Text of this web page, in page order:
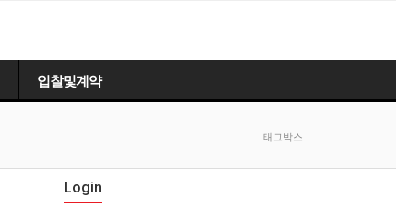
입찰및계약
태그박스
Login